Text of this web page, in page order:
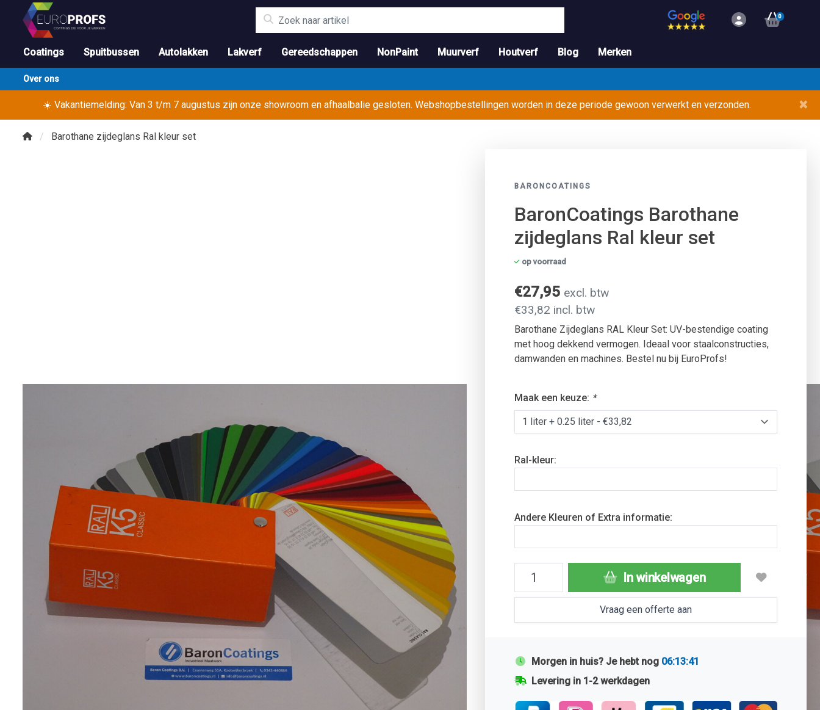
0
Coatings Spuitbussen Autolakken Lakverf Gereedschappen NonPaint Muurverf Houtverf Blog Merken
Over ons
☀️ Vakantiemelding: Van 3 t/m 7 augustus zijn onze showroom en afhaalbalie gesloten. Webshopbestellingen worden in deze periode gewoon verwerkt en verzonden. ×
Barothane zijdeglans Ral kleur set
BARONCOATINGS
BaronCoatings Barothane
zijdeglans Ral kleur set
op voorraad
€27,95 excl. btw
€33,82 incl. btw
Barothane Zijdeglans RAL Kleur Set: UV-bestendige coating
met hoog dekkend vermogen. Ideaal voor staalconstructies,
damwanden en machines. Bestel nu bij EuroProfs!
Maak een keuze: *
Ral-kleur:
Andere Kleuren of Extra informatie:
In winkelwagen
Vraag een offerte aan
Morgen in huis? Je hebt nog 06:13:40
Levering in 1-2 werkdagen